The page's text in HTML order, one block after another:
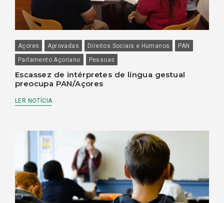
Açores Aprovadas Direitos Sociais e Humanos
PAN
Parlamento Açoriano
Pessoas
Escassez de intérpretes de língua gestual
preocupa PAN/Açores
LER NOTÍCIA